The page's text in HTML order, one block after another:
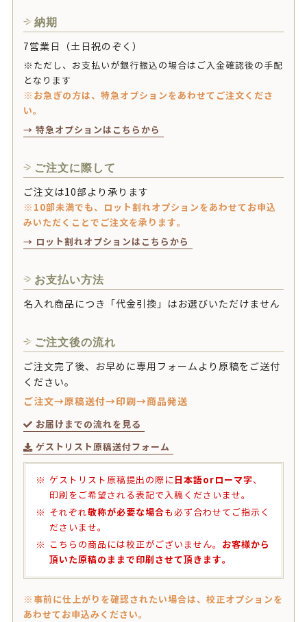
納期
7営業日（土日祝のぞく）
※ただし、お支払いが銀行振込の場合はご入金確認後の手配
となります
※お急ぎの方は、特急オプションをあわせてご注文くださ
い。
→ 特急オプションはこちらから
ご注文に際して
ご注文は10部より承ります
※10部未満でも、ロット割れオプションをあわせてお申込
みいただくことでご注文を承ります。
→ ロット割れオプションはこちらから
お支払い方法
名入れ商品につき「代金引換」はお選びいただけません
ご注文後の流れ
ご注文完了後、お早めに専用フォームより原稿をご送付
ください。
ご注文→原稿送付→印刷→商品発送
お届けまでの流れを見る
ゲストリスト原稿送付フォーム
ゲストリスト原稿提出の際に 日本語orローマ字、
印刷をご希望される表記で入稿くださいませ。
それぞれ敬称が必要な場合も必ず合わせてご指示く
ださいませ。
こちらの商品には校正がございません。 お客様から
頂いた原稿のままで印刷させて頂きます。
※事前に仕上がりを確認されたい場合は、校正オプションを
あわせてお申込みください。